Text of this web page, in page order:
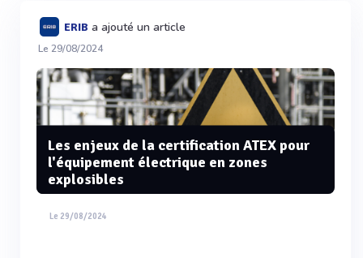
ERIB a ajouté un article
Le 29/08/2024
Les enjeux de la certification ATEX pour
l'équipement électrique en zones
explosibles
Le 29/08/2024